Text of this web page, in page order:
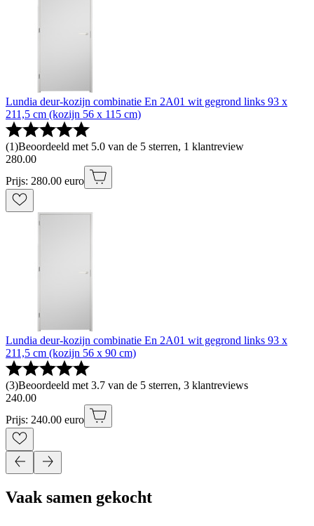
Lundia deur-kozijn combinatie En 2A01 wit gegrond links 93 x
211,5 cm (kozijn 56 x 115 cm)
(1)Beoordeeld met 5.0 van de 5 sterren, 1 klantreview
280.00
Prijs: 280.00 euro
Lundia deur-kozijn combinatie En 2A01 wit gegrond links 93 x
211,5 cm (kozijn 56 x 90 cm)
(3)Beoordeeld met 3.7 van de 5 sterren, 3 klantreviews
240.00
Prijs: 240.00 euro
Vaak samen gekocht